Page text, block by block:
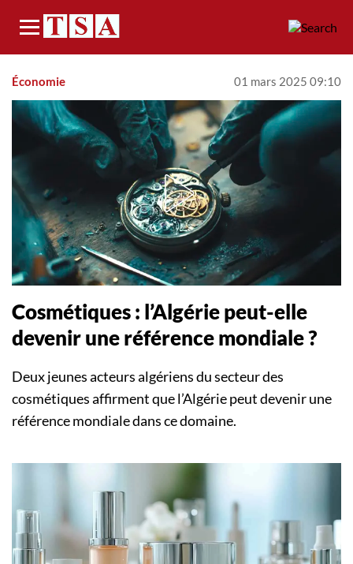
Menu
Économie 01 mars 2025 09:10
Cosmétiques : l’Algérie peut-elle
devenir une référence mondiale ?
Deux jeunes acteurs algériens du secteur des
cosmétiques affirment que l’Algérie peut devenir une
référence mondiale dans ce domaine.